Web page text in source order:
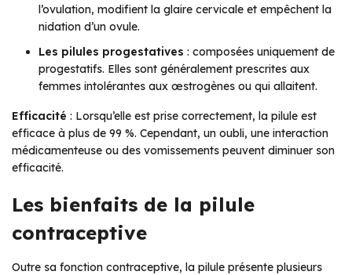
l’ovulation, modifient la glaire cervicale et empêchent la
nidation d’un ovule.
Les pilules progestatives : composées uniquement de
progestatifs. Elles sont généralement prescrites aux
femmes intolérantes aux œstrogènes ou qui allaitent.
Efficacité : Lorsqu’elle est prise correctement, la pilule est
efficace à plus de 99 %. Cependant, un oubli, une interaction
médicamenteuse ou des vomissements peuvent diminuer son
efficacité.
Les bienfaits de la pilule
contraceptive
Outre sa fonction contraceptive, la pilule présente plusieurs